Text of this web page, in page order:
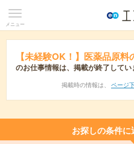
メニュー
【未経験OK！】医薬品原
のお仕事情報は、掲載が終了してい
掲載時の情報は、 ページ
お探しの条件